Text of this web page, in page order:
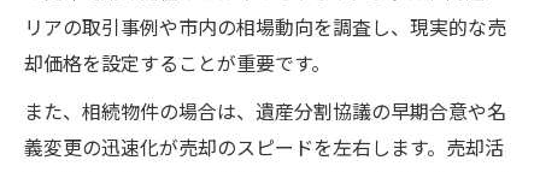
リアの取引事例や市内の相場動向を調査し、現実的な売
却価格を設定することが重要です。
また、相続物件の場合は、遺産分割協議の早期合意や名
義変更の迅速化が売却のスピードを左右します。売却活